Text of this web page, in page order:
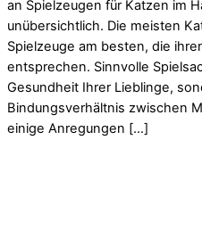
an Spielzeugen für Katzen im
unübersichtlich. Die meisten
Spielzeuge am besten, die
entsprechen. Sinnvolle
Gesundheit Ihrer Lieblinge,
Bindungsverhältnis zwischen
einige Anregungen […]